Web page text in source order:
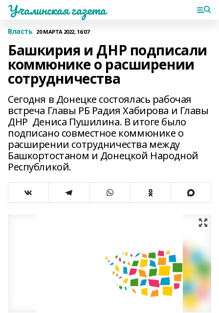
Учалинская газета
Власть 20 МАРТА 2022, 16:07
Башкирия и ДНР подписали
коммюнике о расширении
сотрудничества
Сегодня в Донецке состоялась рабочая
встреча Главы РБ Радия Хабирова и Главы
ДНР Дениса Пушилина. В итоге было
подписано совместное коммюнике о
расширении сотрудничества между
Башкортостаном и Донецкой Народной
Республикой.